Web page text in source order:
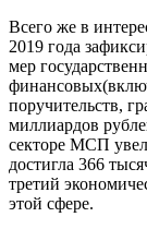
Всего же в
2019 года
мер
поручительств,
миллиардов
секторе МСП
достигла 366
третий
этой сфере.